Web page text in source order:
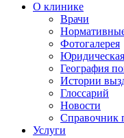
О клинике
Врачи
Фотогалерея
География
Истории
Глоссарий
Новости
Справочник
Услуги